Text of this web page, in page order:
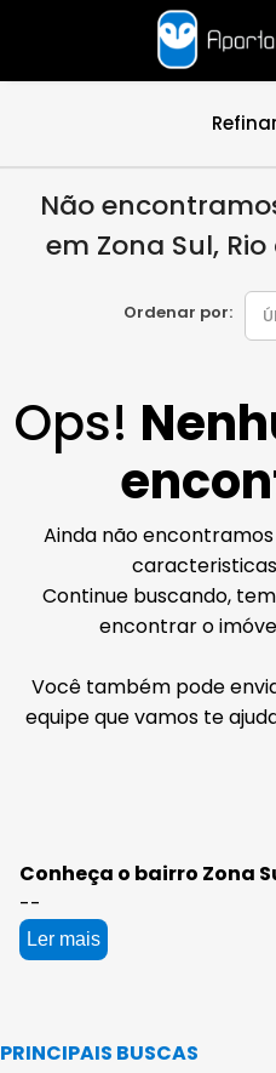
Não
em Zona Sul,
Ordenar por:
Ops!
Ainda não
Continue buscando,
encontrar o
Você também pode
equipe que vamos te
Conheça o bairro Zona
--
Ler mais
PRINCIPAIS BUSCAS